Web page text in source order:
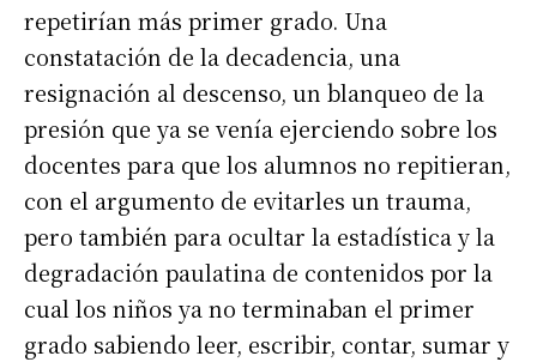
repetirían más primer grado. Una
constatación de la decadencia, una
resignación al descenso, un blanqueo de la
presión que ya se venía ejerciendo sobre los
docentes para que los alumnos no repitieran,
con el argumento de evitarles un trauma,
pero también para ocultar la estadística y la
degradación paulatina de contenidos por la
cual los niños ya no terminaban el primer
grado sabiendo leer, escribir, contar, sumar y